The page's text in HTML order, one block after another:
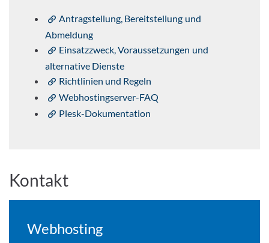
Antragstellung, Bereitstellung und
Abmeldung
Einsatzzweck, Voraussetzungen und
alternative Dienste
Richtlinien und Regeln
Webhostingserver-FAQ
Plesk-Dokumentation
Kontakt
Webhosting